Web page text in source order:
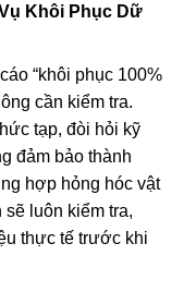
Khôi Phục Dữ
“khôi phục 100%
cần kiểm tra.
tạp, đòi hỏi kỹ
đảm bảo thành
hợp hỏng hóc vật
sẽ luôn kiểm tra,
thực tế trước khi